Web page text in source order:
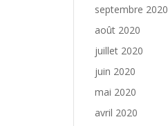
septembre 2020
août 2020
juillet 2020
juin 2020
mai 2020
avril 2020